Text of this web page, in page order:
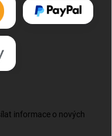
informace o nových